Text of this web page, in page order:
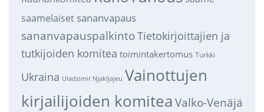
saamelaiset sananvapaus
sananvapauspalkintoTietokirjoittajien ja
tutkijoiden komitea toimintakertomus Turkki
Ukraina Uladzimir Njakljajeu Vainottujen
kirjailijoiden komitea Valko-Venäjä